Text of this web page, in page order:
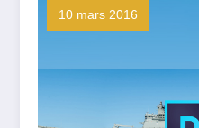
10 mars 2016